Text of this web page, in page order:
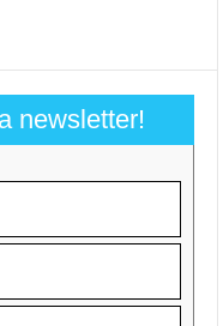
newsletter!